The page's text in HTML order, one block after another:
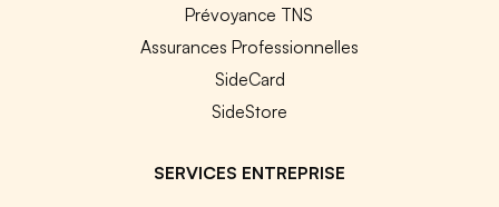
Prévoyance TNS
Assurances Professionnelles
SideCard
SideStore
SERVICES ENTREPRISE